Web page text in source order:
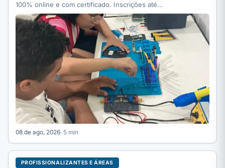
100% online e com certificado. Inscrições até…
08 de ago, 2026· 5 min
PROFISSIONALIZANTES E ÁREAS